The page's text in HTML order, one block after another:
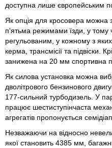
доступна лише європейським
Як опція для кросовера можна
п'ятьма режимами їзди, у тому
регульованим, у кожному з
керма, трансмісії та підвіски.
занижена на 20 мм спортивна
Як силова установка можна
дволітрового бензинового
177-сильний турбодизель. У
працює шестиступінчаста
агрегатів пропонується
Незважаючи на відносно
якої становить 4385 мм,